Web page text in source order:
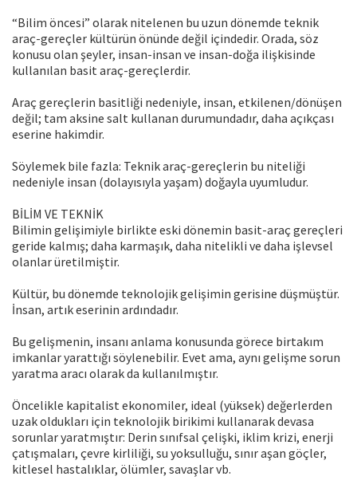
“Bilim öncesi” olarak nitelenen bu uzun dönemde teknik
araç-gereçler kültürün önünde değil içindedir. Orada, söz
konusu olan şeyler, insan-insan ve insan-doğa ilişkisinde
kullanılan basit araç-gereçlerdir.
Araç gereçlerin basitliği nedeniyle, insan, etkilenen/dönüşen
değil; tam aksine salt kullanan durumundadır, daha açıkçası
eserine hakimdir.
Söylemek bile fazla: Teknik araç-gereçlerin bu niteliği
nedeniyle insan (dolayısıyla yaşam) doğayla uyumludur.
BİLİM VE TEKNİK
Bilimin gelişimiyle birlikte eski dönemin basit-araç gereçleri
geride kalmış; daha karmaşık, daha nitelikli ve daha işlevsel
olanlar üretilmiştir.
Kültür, bu dönemde teknolojik gelişimin gerisine düşmüştür.
İnsan, artık eserinin ardındadır.
Bu gelişmenin, insanı anlama konusunda görece birtakım
imkanlar yarattığı söylenebilir. Evet ama, aynı gelişme sorun
yaratma aracı olarak da kullanılmıştır.
Öncelikle kapitalist ekonomiler, ideal (yüksek) değerlerden
uzak oldukları için teknolojik birikimi kullanarak devasa
sorunlar yaratmıştır: Derin sınıfsal çelişki, iklim krizi, enerji
çatışmaları, çevre kirliliği, su yoksulluğu, sınır aşan göçler,
kitlesel hastalıklar, ölümler, savaşlar vb.